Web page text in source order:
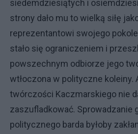
siedemdziesiątych i
strony dało mu to wielką siłę
reprezentantowi swojego
stało się ograniczeniem i
powszechnym odbiorze jego
wtłoczona w polityczne koleiny.
twórczości Kaczmarskiego nie
zaszufladkować. Sprowadzanie
politycznego barda byłoby